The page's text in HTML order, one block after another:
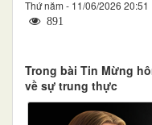
Thứ năm - 11/06/2026 20:51
891
Trong bài Tin Mừng
về sự trung thực